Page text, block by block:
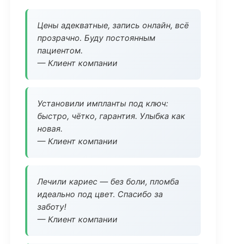
Цены адекватные, запись онлайн, всё
прозрачно. Буду постоянным
пациентом.
— Клиент компании
Установили импланты под ключ:
быстро, чётко, гарантия. Улыбка как
новая.
— Клиент компании
Лечили кариес — без боли, пломба
идеально под цвет. Спасибо за
заботу!
— Клиент компании